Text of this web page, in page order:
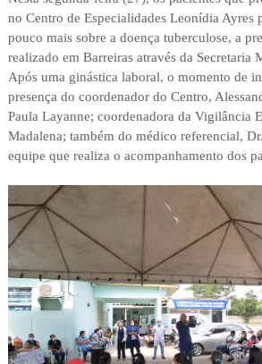
no Centro de Especialidades Leonídia Ayres
pouco mais sobre a doença tuberculose, a
realizado em Barreiras através da Secretaria
Após uma ginástica laboral, o momento de
presença do coordenador do Centro,
Paula Layanne; coordenadora da Vigilância
Madalena; também do médico referencial,
equipe que realiza o acompanhamento dos